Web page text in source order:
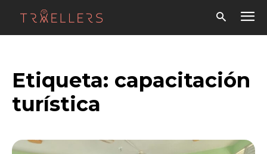
Etiqueta: capacitación
turística